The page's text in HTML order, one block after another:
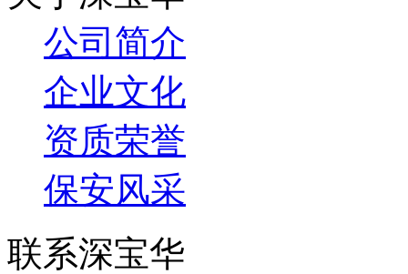
公司简介
企业文化
资质荣誉
保安风采
联系深宝华